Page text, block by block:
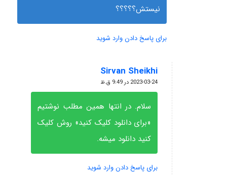
نیستش؟؟؟؟؟
برای پاسخ دادن وارد شوید
Sirvan Sheikhi
گفته:
2023-03-24 در 9:49 ق.ظ
سلام. در انتها همین مطلب نوشتیم
«برای دانلود کلیک کنید» روش کلیک
کنید دانلود میشه.
برای پاسخ دادن وارد شوید